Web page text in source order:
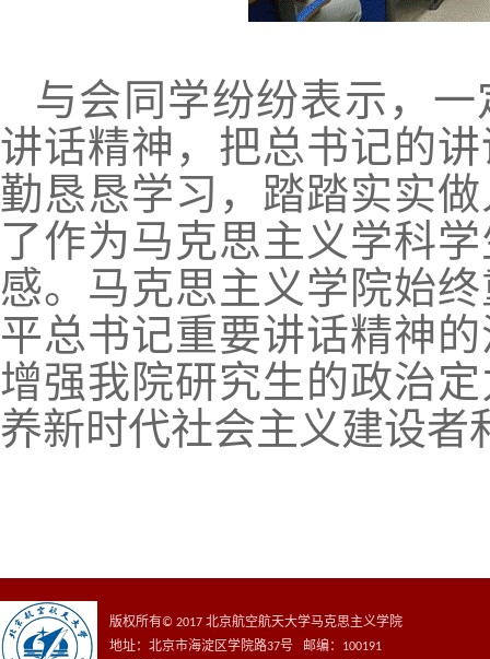
与会同学纷纷表示，
讲话精神，把总书记的
勤恳恳学习，踏踏实实
了作为马克思主义学科
感。马克思主义学院始
平总书记重要讲话精神
增强我院研究生的政治
养新时代社会主义建设者
版权所有© 2017 北京航空航天大学马克思主义学院
地址：北京市海淀区学院路37号 邮编：100191